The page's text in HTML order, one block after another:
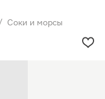
/ Соки и морсы